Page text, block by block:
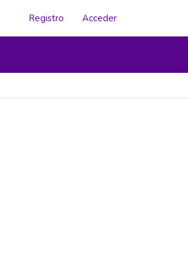
Registro Acceder